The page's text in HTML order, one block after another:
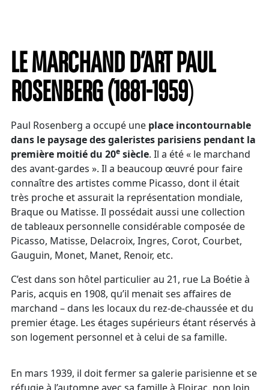
LE MARCHAND D’ART PAUL
ROSENBERG (1881-1959)
Paul Rosenberg a occupé une place incontournable
dans le paysage des galeristes parisiens pendant la
première moitié du 20e siècle. Il a été « le marchand
des avant-gardes ». Il a beaucoup œuvré pour faire
connaître des artistes comme Picasso, dont il était
très proche et assurait la représentation mondiale,
Braque ou Matisse. Il possédait aussi une collection
de tableaux personnelle considérable composée de
Picasso, Matisse, Delacroix, Ingres, Corot, Courbet,
Gauguin, Monet, Manet, Renoir, etc.
C’est dans son hôtel particulier au 21, rue La Boétie à
Paris, acquis en 1908, qu’il menait ses affaires de
marchand – dans les locaux du rez-de-chaussée et du
premier étage. Les étages supérieurs étant réservés à
son logement personnel et à celui de sa famille.
En mars 1939, il doit fermer sa galerie parisienne et se